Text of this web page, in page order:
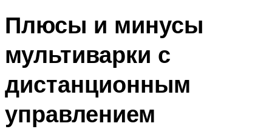
Плюсы и минусы
мультиварки с
дистанционным
управлением